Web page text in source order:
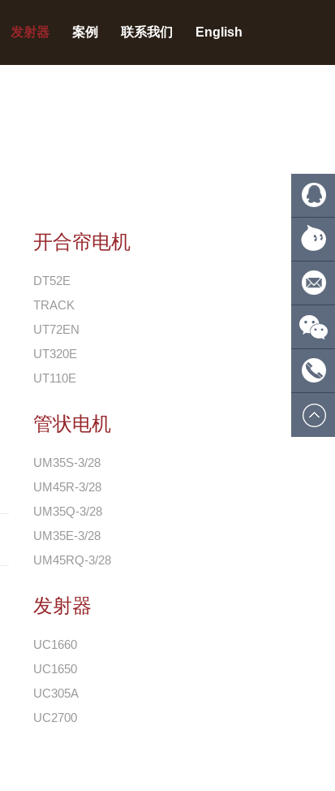
发射器 案例 联系我们 English
开合帘电机
DT52E
TRACK
UT72EN
UT320E
UT110E
管状电机
UM35S-3/28
UM45R-3/28
UM35Q-3/28
UM35E-3/28
UM45RQ-3/28
发射器
UC1660
UC1650
UC305A
UC2700
QQ:
旺旺
号
邮
箱
微信
号
电话: